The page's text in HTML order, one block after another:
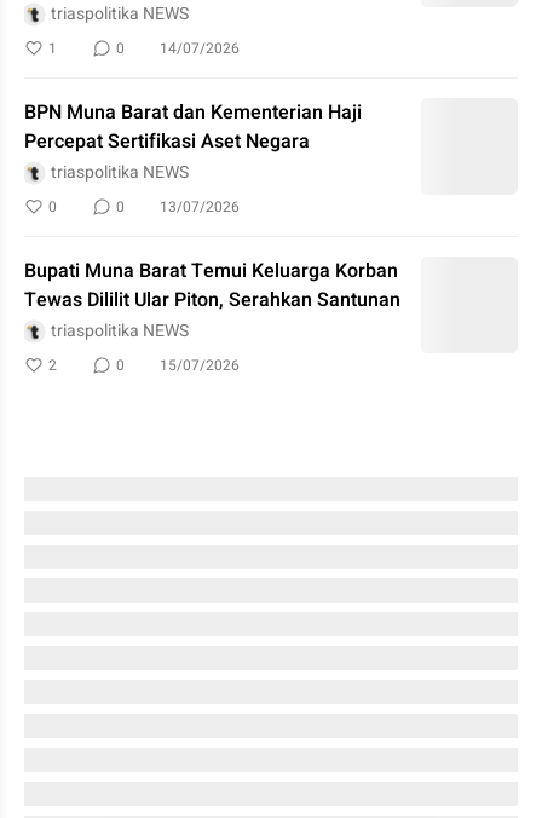
triaspolitika NEWS
1 0 14/07/2026
BPN Muna Barat dan Kementerian Haji
Percepat Sertifikasi Aset Negara
triaspolitika NEWS
0 0 13/07/2026
Bupati Muna Barat Temui Keluarga Korban
Tewas Dililit Ular Piton, Serahkan Santunan
triaspolitika NEWS
2 0 15/07/2026